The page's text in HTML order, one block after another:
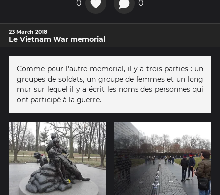
0 0
23 March 2018
Le Vietnam War memorial
Comme pour l'autre memorial, il y a trois parties : un
groupes de soldats, un groupe de femmes et un long
mur sur lequel il y a écrit les noms des personnes qui
ont participé à la guerre.